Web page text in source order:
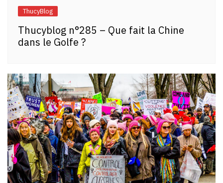
ThucyBlog
Thucyblog n°285 – Que fait la Chine
dans le Golfe ?